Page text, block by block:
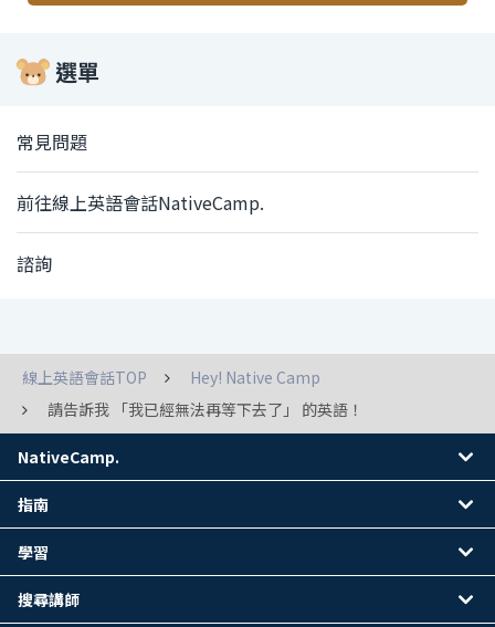
選單
常見問題
前往線上英語會話NativeCamp.
諮詢
線上英語會話TOP
Hey! Native Camp
請告訴我 「我已經無法再等下去了」 的英語！
NativeCamp.
指南
學習
搜尋講師